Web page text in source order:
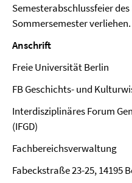
Semesterabschlussfeier
Sommersemester verliehen.
Anschrift
Freie Universität Berlin
FB Geschichts- und
Interdisziplinäres Forum
(IFGD)
Fachbereichsverwaltung
Fabeckstraße 23-25, 14195